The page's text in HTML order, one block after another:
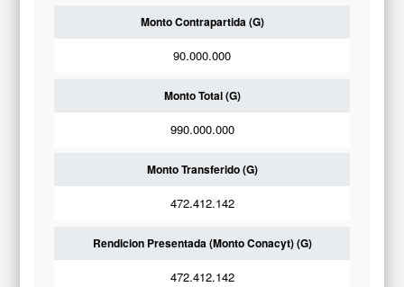
Monto Contrapartida (G)
90.000.000
Monto Total (G)
990.000.000
Monto Transferido (G)
472.412.142
Rendicion Presentada (Monto Conacyt) (G)
472.412.142